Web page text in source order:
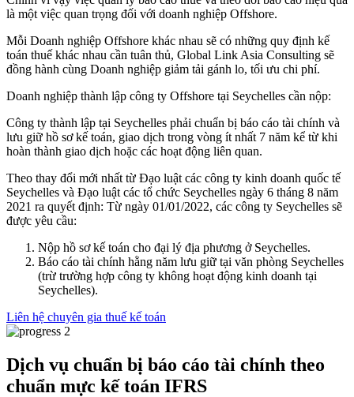
là một việc quan trọng đối với doanh nghiệp Offshore.
Mỗi Doanh nghiệp Offshore khác nhau sẽ có những quy định kế
toán thuế khác nhau cần tuân thủ, Global Link Asia Consulting sẽ
đồng hành cùng Doanh nghiệp giảm tải gánh lo, tối ưu chi phí.
Doanh nghiệp thành lập công ty Offshore tại Seychelles cần nộp:
Công ty thành lập tại Seychelles phải chuẩn bị báo cáo tài chính và
lưu giữ hồ sơ kế toán, giao dịch trong vòng ít nhất 7 năm kể từ khi
hoàn thành giao dịch hoặc các hoạt động liên quan.
Theo thay đổi mới nhất từ Đạo luật các công ty kinh doanh quốc tế
Seychelles và Đạo luật các tổ chức Seychelles ngày 6 tháng 8 năm
2021 ra quyết định: Từ ngày 01/01/2022, các công ty Seychelles sẽ
được yêu cầu:
Nộp hồ sơ kế toán cho đại lý địa phương ở Seychelles.
Báo cáo tài chính hằng năm lưu giữ tại văn phòng Seychelles
(trừ trường hợp công ty không hoạt động kinh doanh tại
Seychelles).
Liên hệ chuyên gia thuế kế toán
Dịch vụ chuẩn bị báo cáo tài chính theo
chuẩn mực kế toán IFRS